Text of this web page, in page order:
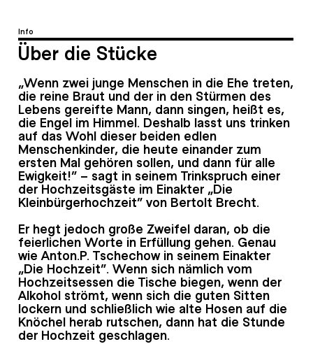
Info
Über die Stücke
„Wenn zwei junge Menschen in die Ehe treten,
die reine Braut und der in den Stürmen des
Lebens gereifte Mann, dann singen, heißt es,
die Engel im Himmel. Deshalb lasst uns trinken
auf das Wohl dieser beiden edlen
Menschenkinder, die heute einander zum
ersten Mal gehören sollen, und dann für alle
Ewigkeit!“ – sagt in seinem Trinkspruch einer
der Hochzeitsgäste im Einakter „Die
Kleinbürgerhochzeit“ von Bertolt Brecht.
Er hegt jedoch große Zweifel daran, ob die
feierlichen Worte in Erfüllung gehen. Genau
wie Anton.P. Tschechow in seinem Einakter
„Die Hochzeit“. Wenn sich nämlich vom
Hochzeitsessen die Tische biegen, wenn der
Alkohol strömt, wenn sich die guten Sitten
lockern und schließlich wie alte Hosen auf die
Knöchel herab rutschen, dann hat die Stunde
der Hochzeit geschlagen.